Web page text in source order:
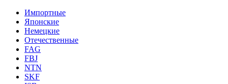
Импортные
Японские
Немецкие
Отечественные
FAG
FBJ
NTN
SKF